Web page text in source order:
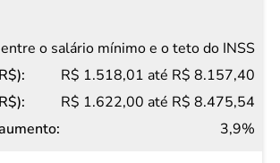
o salário mínimo e o teto do INSS
R$ 1.518,01 até R$ 8.157,40
R$ 1.622,00 até R$ 8.475,54
3,9%